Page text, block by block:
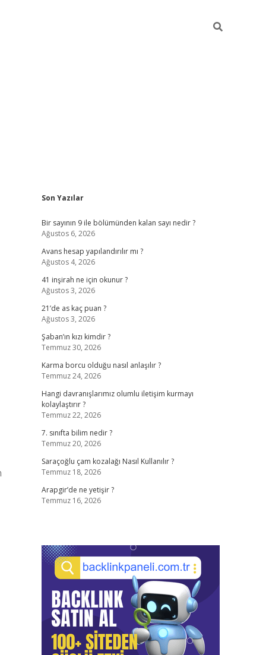
Sidebar
Son Yazılar
Bir sayının 9 ile bölümünden kalan sayı nedir ?
Ağustos 6, 2026
Avans hesap yapılandırılır mı ?
Ağustos 4, 2026
41 inşirah ne için okunur ?
Ağustos 3, 2026
21’de as kaç puan ?
Ağustos 3, 2026
Şaban’ın kızı kimdir ?
Temmuz 30, 2026
Karma borcu olduğu nasıl anlaşılır ?
Temmuz 24, 2026
Hangi davranışlarımız olumlu iletişim kurmayı
kolaylaştırır ?
Temmuz 22, 2026
7. sınıfta bilim nedir ?
Temmuz 20, 2026
Saraçoğlu çam kozalağı Nasıl Kullanılır ?
Temmuz 18, 2026
Arapgir’de ne yetişir ?
Temmuz 16, 2026